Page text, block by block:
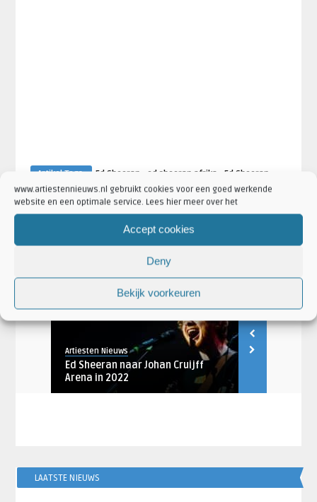
www.artiestennieuws.nl gebruikt cookies voor een goed werkende
website en een optimale service. Lees hier meer over het
Accept cookies
Deny
Bekijk voorkeuren
Artikel Tags: Ed Sheeran ed sheeran afrika
Ed Sheeran
nieuw nummer·Ed Sheeran nummer uit afrika·ed sheeran red
vijf kinderen
Aankondigingen·
Nieuws·Nieuwe singles·Nieuws
Artiesten Nieuws
Ed Sheeran naar Johan Cruijff
Arena in 2022
LAATSTE NIEUWS